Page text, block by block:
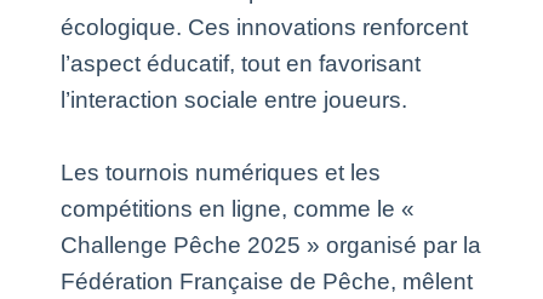
écologique. Ces innovations renforcent
l’aspect éducatif, tout en favorisant
l’interaction sociale entre joueurs.
Les tournois numériques et les
compétitions en ligne, comme le «
Challenge Pêche 2025 » organisé par la
Fédération Française de Pêche, mêlent